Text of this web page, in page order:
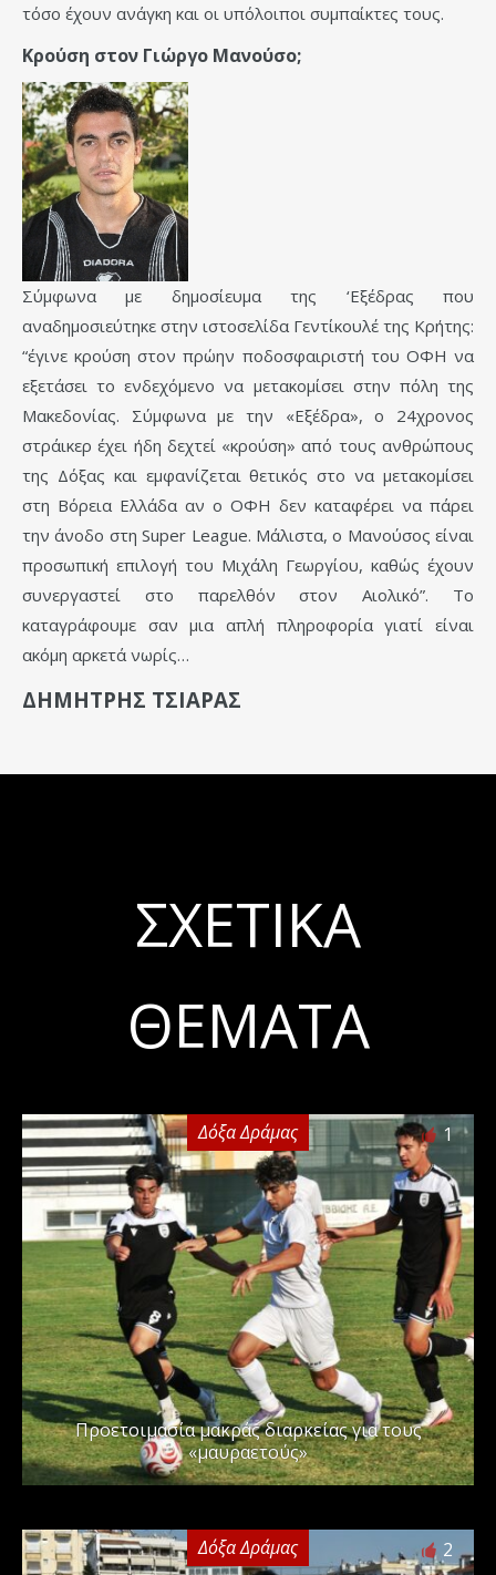
τόσο έχουν ανάγκη και οι υπόλοιποι συμπαίκτες τους.
Κρούση στον Γιώργο Μανούσο;
Σύμφωνα με δημοσίευμα της ‘Εξέδρας που
αναδημοσιεύτηκε στην ιστοσελίδα Γεντίκουλέ της Κρήτης:
“έγινε κρούση στον πρώην ποδοσφαιριστή του ΟΦΗ να
εξετάσει το ενδεχόμενο να μετακομίσει στην πόλη της
Μακεδονίας. Σύμφωνα με την «Εξέδρα», ο 24χρονος
στράικερ έχει ήδη δεχτεί «κρούση» από τους ανθρώπους
της Δόξας και εμφανίζεται θετικός στο να μετακομίσει
στη Βόρεια Ελλάδα αν ο ΟΦΗ δεν καταφέρει να πάρει
την άνοδο στη Super League. Μάλιστα, ο Μανούσος είναι
προσωπική επιλογή του Μιχάλη Γεωργίου, καθώς έχουν
συνεργαστεί στο παρελθόν στον Αιολικό”. Το
καταγράφουμε σαν μια απλή πληροφορία γιατί είναι
ακόμη αρκετά νωρίς…
ΔΗΜΗΤΡΗΣ ΤΣΙΑΡΑΣ
ΣΧΕΤΙΚΆ
ΘΈΜΑΤΑ
Δόξα Δράμας 1
Προετοιμασία μακράς διαρκείας για τους
«μαυραετούς»
Δόξα Δράμας 2